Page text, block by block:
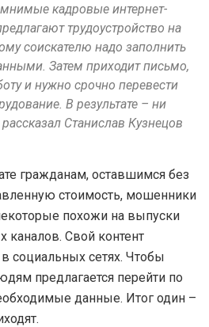
кадровые интернет-
трудоустройство на
соискателю надо заполнить
Затем приходит письмо,
и нужно срочно перевести
В результате – ни
Станислав Кузнецов
гражданам, оставшимся без
стоимость, мошенники
похожи на выпуски
каналов. Свой контент
социальных сетях. Чтобы
предлагается перейти по
данные. Итог один –